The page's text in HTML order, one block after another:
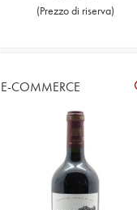
(Prezzo di riserva)
E-COMMERCE